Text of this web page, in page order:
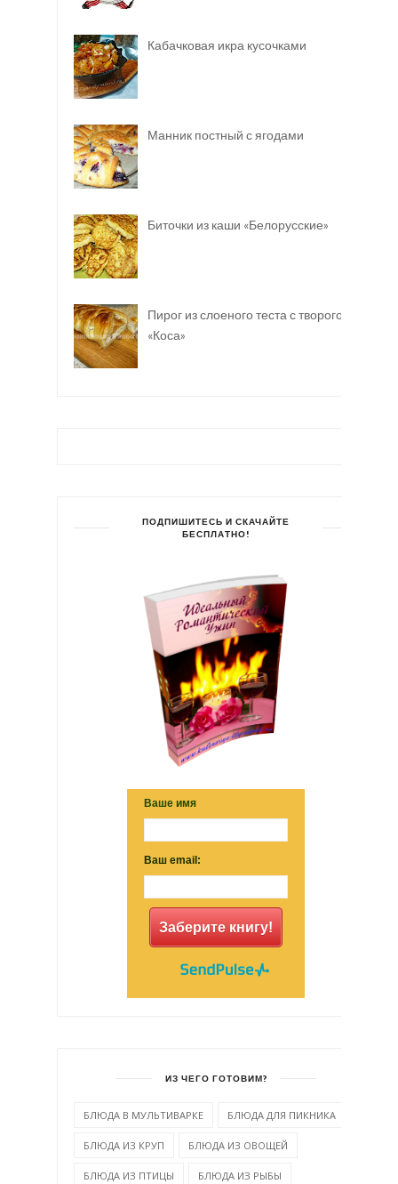
Кабачковая икра кусочками
Манник постный с ягодами
Биточки из каши «Белорусские»
Пирог из слоеного теста с творогом
«Коса»
ПОДПИШИТЕСЬ И СКАЧАЙТЕ
БЕСПЛАТНО!
Ваше имя
Ваш email:
Заберите книгу!
ИЗ ЧЕГО ГОТОВИМ?
БЛЮДА В МУЛЬТИВАРКЕ БЛЮДА ДЛЯ ПИКНИКА
БЛЮДА ИЗ КРУП БЛЮДА ИЗ ОВОЩЕЙ
БЛЮДА ИЗ ПТИЦЫ БЛЮДА ИЗ РЫБЫ